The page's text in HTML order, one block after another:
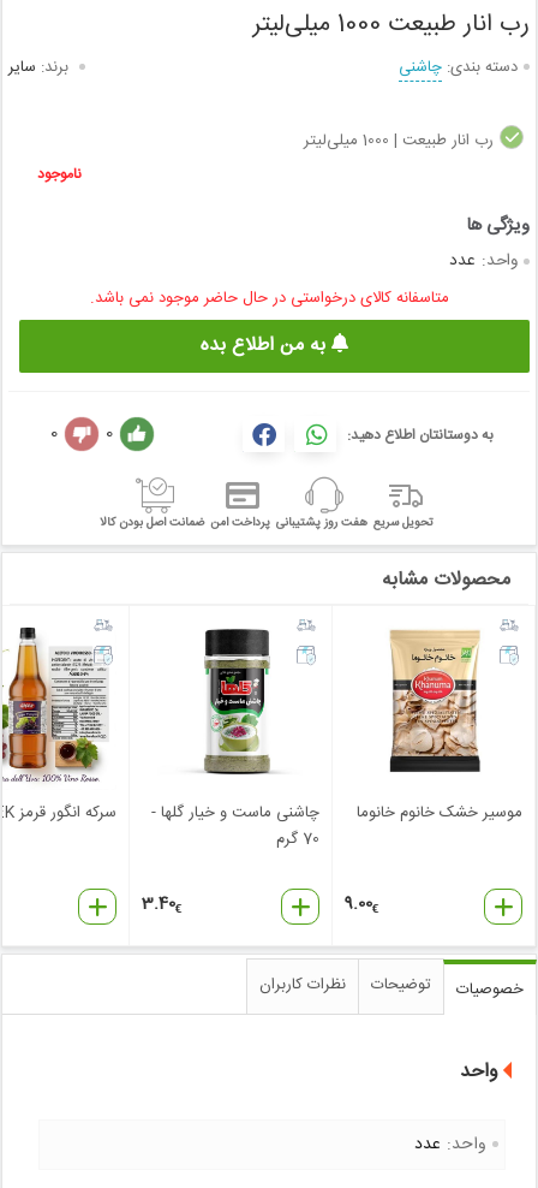
رب انار طبیعت 1000 میلی‌لیتر
دسته بندی: چاشنی برند: سایر
رب انار طبیعت | 1000 میلی‌لیتر
ناموجود
واحد: عدد
متاسفانه کالای درخواستی در حال حاضر موجود نمی باشد.
به من اطلاع بده
به دوستانتان اطلاع دهید: 0
0
تحویل سریع هفت روز پشتیبانی پرداخت امن ضمانت اصل بودن کالا
محصولات مشابه
موسیر خشک خانوم خانوما
9.00€
چاشنی ماست و خیار گلها -
70 گرم
3.40€
سرکه انگور قرمز CICEK
خصوصیات توضیحات نظرات کاربران
واحد
واحد: عدد